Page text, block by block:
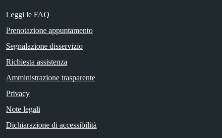
Leggi le FAQ
Prenotazione appuntamento
Segnalazione disservizio
Richiesta assistenza
Amministrazione trasparente
Privacy
Note legali
Dichiarazione di accessibilità